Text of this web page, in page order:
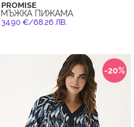
PROMISE
МЪЖКА ПИЖАМА
34.90 €/68.26 ЛВ.
-20%